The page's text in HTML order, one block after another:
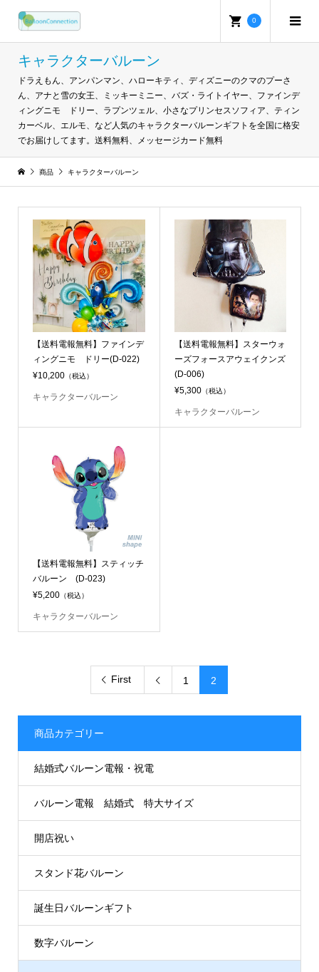
0
キャラクターバルーン
ドラえもん、アンパンマン、ハローキティ、ディズニーのクマのプーさ
ん、アナと雪の女王、ミッキーミニー、バズ・ライトイヤー、ファインデ
ィングニモ ドリー、ラプンツェル、小さなプリンセスソフィア、ティン
カーベル、エルモ、など人気のキャラクターバルーンギフトを全国に格安
でお届けしてます。送料無料、メッセージカード無料
商品 キャラクターバルーン
【送料電報無料】ファインデ
ィングニモ ドリー(D-022)
¥10,200（税込）
キャラクターバルーン
【送料電報無料】スターウォ
ーズフォースアウェイクンズ
(D-006)
¥5,300（税込）
キャラクターバルーン
【送料電報無料】スティッチ
バルーン (D-023)
¥5,200（税込）
キャラクターバルーン
First  1 2
商品カテゴリー
結婚式バルーン電報・祝電
バルーン電報 結婚式 特大サイズ
開店祝い
スタンド花バルーン
誕生日バルーンギフト
数字バルーン